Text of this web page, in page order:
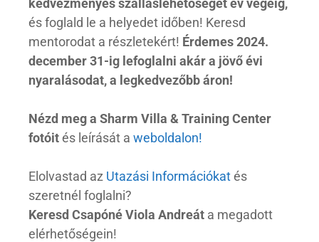
és foglald le a helyedet időben! Keresd
mentorodat a részletekért! Érdemes 2024.
december 31-ig lefoglalni akár a jövő évi
nyaralásodat, a legkedvezőbb áron!
Nézd meg a Sharm Villa & Training Center
fotóités leírását a weboldalon!
Elolvastad az Utazási Információkatés
szeretnél foglalni?
Keresd Csapóné Viola Andreát a megadott
elérhetőségein!